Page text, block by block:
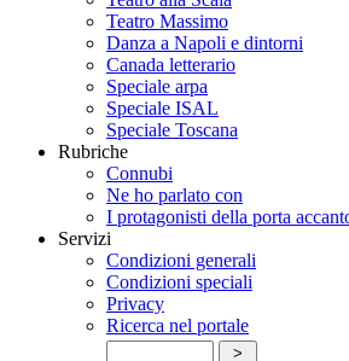
Teatro Massimo
Danza a Napoli e dintorni
Canada letterario
Speciale arpa
Speciale ISAL
Speciale Toscana
Rubriche
Connubi
Ne ho parlato con
I protagonisti della porta
Servizi
Condizioni generali
Condizioni speciali
Privacy
Ricerca nel portale